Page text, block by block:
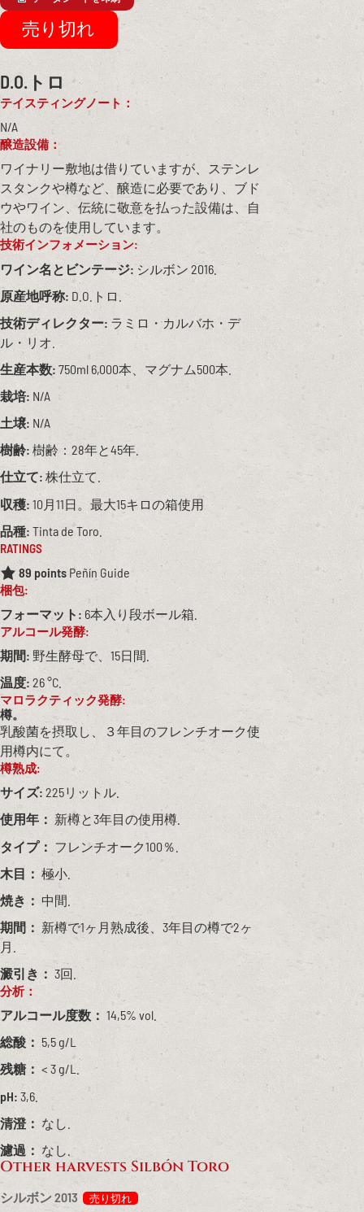
Other harvests Silbón Toro
シルボン 2013
D.O.トロ
テイスティングノート：
N/A
醸造設備：
ワイナリー敷地は借りていますが、ステンレ
スタンクや樽など、醸造に必要であり、ブド
ウやワイン、伝統に敬意を払った設備は、自
社のものを使用しています。
技術インフォメーション:
ワイン名とビンテージ: シルボン 2016.
原産地呼称: D.O.トロ.
技術ディレクター: ラミロ・カルバホ・デ
ル・リオ.
生産本数: 750ml 6,000本、マグナム500本.
栽培: N/A
土壌: N/A
樹齢: 樹齢：28年と45年.
仕立て: 株仕立て.
収穫: 10月11日。最大15キロの箱使用
品種:Tinta de Toro.
RATINGS
89 points Peñín Guide
梱包:
フォーマット: 6本入り段ボール箱.
アルコール発酵:
期間: 野生酵母で、15日間.
温度: 26 °C.
マロラクティック発酵:
樽。
乳酸菌を摂取し、３年目のフレンチオーク使
用樽内にて。
樽熟成:
サイズ: 225リットル.
使用年： 新樽と3年目の使用樽.
タイプ： フレンチオーク100％.
木目： 極小.
焼き： 中間.
期間： 新樽で1ヶ月熟成後、3年目の樽で2ヶ
月.
澱引き： 3回.
分析：
アルコール度数： 14,5% vol.
総酸： 5,5 g/L
残糖： < 3 g/L.
pH: 3,6.
清澄： なし.
濾過： なし.